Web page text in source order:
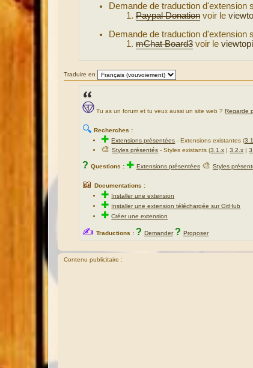
Demande de traduction d'extension
Paypal Donationvoir le
Demande de traduction d'extension
mChat Board3voir le
Traduire en
Tu as un forum et tu veux aussi un site web ? Regarde
🔍 Recherches :
✚Extensions présentées -Extensions existantes (
🎨Styles présentés - Styles existants (3.1.x |3.2.x |
? Questions : ✚ Extensions présentées 🎨 Styles
📖 Documentations :
✚ Installer une extension
✚ Installer une extension téléchargée sur GitHub
✚Créer une extension
✍ Traductions : ? Demander ? Proposer
Contenu publicitaire :